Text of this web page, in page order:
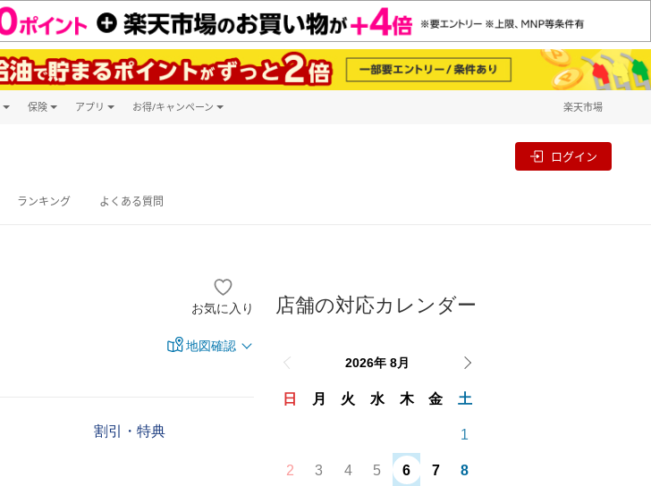
保険 アプリ お得/キャンペーン 楽天市場
ログイン
ランキング よくある質問
店舗の対応カレンダー
2026年 8月
日 月 火 水 木 金 土
1
2 3 4 5 6 7 8
お気に入り
地図確認
割引・特典